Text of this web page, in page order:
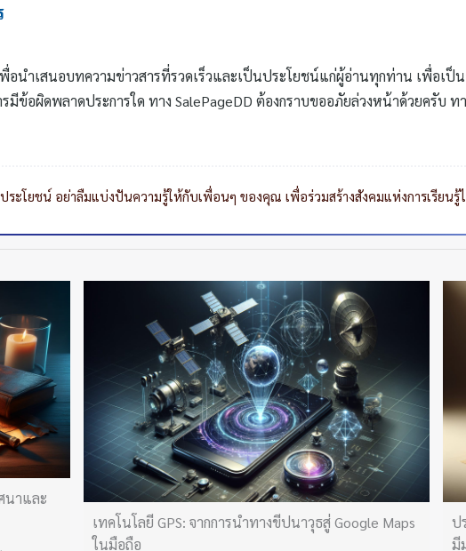
พื่อนำเสนอบทความข่าวสารที่รวดเร็วและเป็นประโยชน์แก่ผู้อ่านทุกท่าน เพื่อเ
ข้อผิดพลาดประการใด ทาง SalePageDD ต้องกราบขออภัยล่วงหน้าด้วยครับ
ระโยชน์ อย่าลืมแบ่งปันความรู้ให้กับเพื่อนๆ ของคุณ เพื่อร่วมสร้างสังคมแห่งการเรียน
นาและ
เทคโนโลยี GPS: จากการนำทางขีปนาวุธสู่ Google Maps
ในมือถือ
ป
มี